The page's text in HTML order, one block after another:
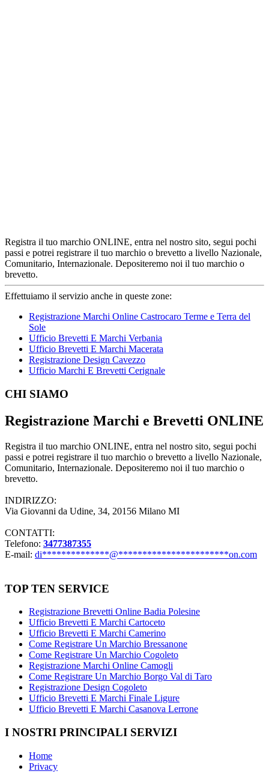
Registra il tuo marchio ONLINE, entra nel nostro sito, segui pochi
passi e potrei registrare il tuo marchio o brevetto a livello Nazionale,
Comunitario, Internazionale. Depositeremo noi il tuo marchio o
brevetto.
Effettuiamo il servizio anche in queste zone:
Registrazione Marchi Online Castrocaro Terme e Terra del
Sole
Ufficio Brevetti E Marchi Verbania
Ufficio Brevetti E Marchi Macerata
Registrazione Design Cavezzo
Ufficio Marchi E Brevetti Cerignale
Footer
CHI SIAMO
Registrazione Marchi e Brevetti ONLINE
Registra il tuo marchio ONLINE, entra nel nostro sito, segui pochi
passi e potrei registrare il tuo marchio o brevetto a livello Nazionale,
Comunitario, Internazionale. Depositeremo noi il tuo marchio o
brevetto.
INDIRIZZO:
Via Giovanni da Udine, 34, 20156 Milano MI
CONTATTI:
Telefono: 3477387355
E-mail: di**************@***********************on.com
TOP TEN SERVICE
Registrazione Brevetti Online Badia Polesine
Ufficio Brevetti E Marchi Cartoceto
Ufficio Brevetti E Marchi Camerino
Come Registrare Un Marchio Bressanone
Come Registrare Un Marchio Cogoleto
Registrazione Marchi Online Camogli
Come Registrare Un Marchio Borgo Val di Taro
Registrazione Design Cogoleto
Ufficio Brevetti E Marchi Finale Ligure
Ufficio Brevetti E Marchi Casanova Lerrone
I NOSTRI PRINCIPALI SERVIZI
Home
Privacy